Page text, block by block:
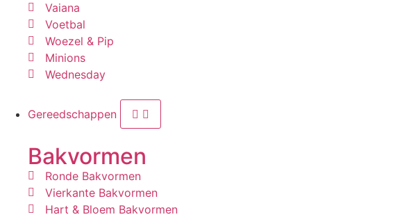
Vaiana
Voetbal
Woezel & Pip
Minions
Wednesday
Gereedschappen
Bakvormen
Ronde Bakvormen
Vierkante Bakvormen
Hart & Bloem Bakvormen